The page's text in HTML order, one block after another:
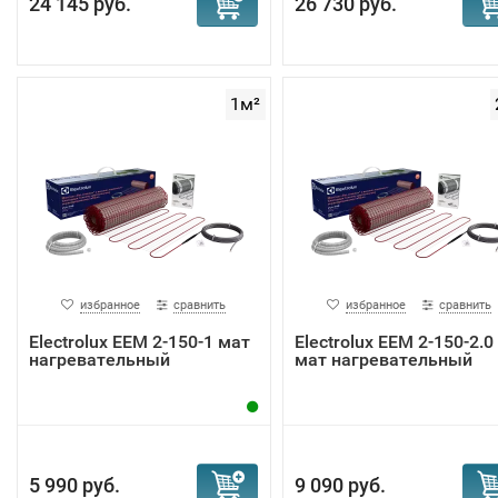
1м²
избранное сравнить
Electrolux EEM 2-150-1 мат
нагревательный
5 990 руб.
избранное сравнить
Electrolux EEM 2-150-2.0
мат нагревательный
9 090 руб.